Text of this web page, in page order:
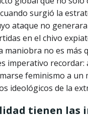
surgió la
ataque no
en el chivo
maniobra no es
imperativo
feminismo a
ideológicos de la
tienen